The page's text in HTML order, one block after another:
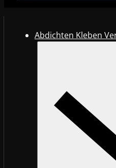
Abdichten Kleben